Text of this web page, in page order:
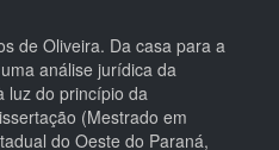
de Oliveira. Da casa para a
análise jurídica da
luz do princípio da
(Mestrado em
do Oeste do Paraná,